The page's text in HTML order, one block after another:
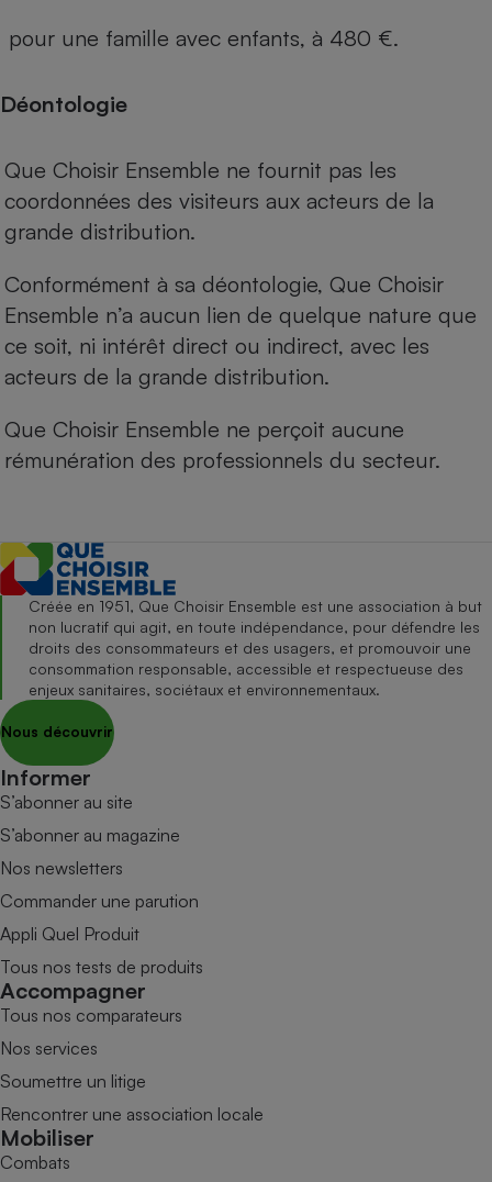
pour une famille avec enfants, à 480 €.
Déontologie
Que Choisir Ensemble ne fournit pas les
coordonnées des visiteurs aux acteurs de la
grande distribution.
Conformément à sa déontologie, Que Choisir
Ensemble n’a aucun lien de quelque nature que
ce soit, ni intérêt direct ou indirect, avec les
acteurs de la grande distribution.
Que Choisir Ensemble ne perçoit aucune
rémunération des professionnels du secteur.
Créée en 1951, Que Choisir Ensemble est une association à but
non lucratif qui agit, en toute indépendance, pour défendre les
droits des consommateurs et des usagers, et promouvoir une
consommation responsable, accessible et respectueuse des
enjeux sanitaires, sociétaux et environnementaux.
Nous découvrir
Informer
S’abonner au site
S’abonner au magazine
Nos newsletters
Commander une parution
Appli Quel Produit
Tous nos tests de produits
Accompagner
Tous nos comparateurs
Nos services
Soumettre un litige
Rencontrer une association locale
Mobiliser
Combats